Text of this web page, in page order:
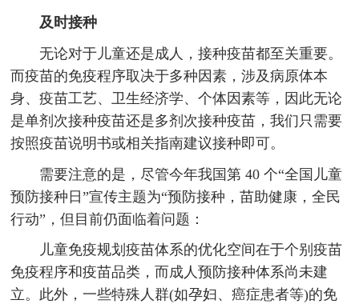
及时接种
无论对于儿童还是成人，接种疫苗都至关重要。
而疫苗的免疫程序取决于多种因素，涉及病原体本
身、疫苗工艺、卫生经济学、个体因素等，因此无论
是单剂次接种疫苗还是多剂次接种疫苗，我们只需要
按照疫苗说明书或相关指南建议接种即可。
需要注意的是，尽管今年我国第 40 个“全国儿童
预防接种日”宣传主题为“预防接种，苗助健康，全民
行动”，但目前仍面临着问题：
儿童免疫规划疫苗体系的优化空间在于个别疫苗
免疫程序和疫苗品类，而成人预防接种体系尚未建
立。此外，一些特殊人群(如孕妇、癌症患者等)的免